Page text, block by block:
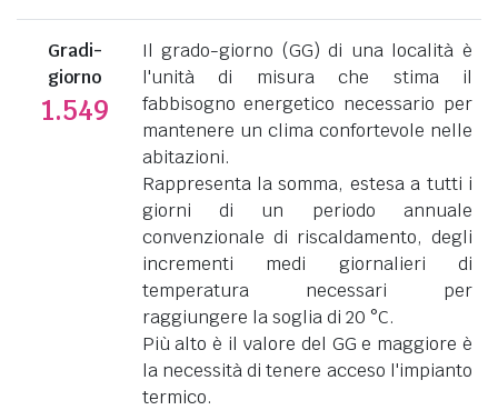
Gradi-
giorno
1.549
Il grado-giorno (GG) di una località è
l'unità di misura che stima il
fabbisogno energetico necessario per
mantenere un clima confortevole nelle
abitazioni.
Rappresenta la somma, estesa a tutti i
giorni di un periodo annuale
convenzionale di riscaldamento, degli
incrementi medi giornalieri di
temperatura necessari per
raggiungere la soglia di 20 °C.
Più alto è il valore del GG e maggiore è
la necessità di tenere acceso l'impianto
termico.